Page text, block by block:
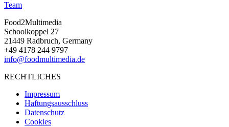
Team
Food2Multimedia
Schoolkoppel 27
21449 Radbruch, Germany
+49 4178 244 9797
info@foodmultimedia.de
RECHTLICHES
Impressum
Haftungsausschluss
Datenschutz
Cookies